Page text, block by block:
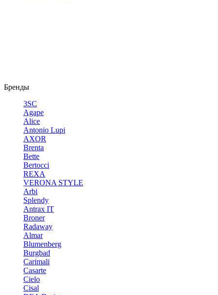
Бренды
3SC
Agape
Alice
Antonio Lupi
AXOR
Brenta
Bette
Bertocci
REXA
VERONA STYLE
Arbi
Splendy
Antrax IT
Broner
Radaway
Almar
Blumenberg
Burgbad
Carimali
Casarte
Cielo
Cisal